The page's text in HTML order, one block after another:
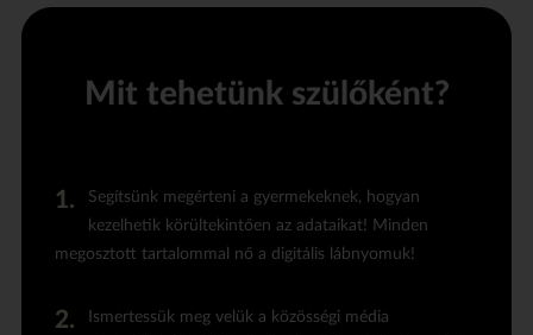
Mit tehetünk szülőként?
Segítsünk megérteni a gyermekeknek, hogyan
kezelhetik körültekintően az adataikat! Minden
megosztott tartalommal nő a digitális lábnyomuk!
Ismertessük meg velük a közösségi média